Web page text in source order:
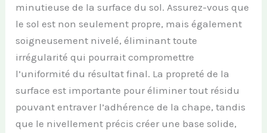
minutieuse de la surface du sol. Assurez-vous que
le sol est non seulement propre, mais également
soigneusement nivelé, éliminant toute
irrégularité qui pourrait compromettre
l’uniformité du résultat final. La propreté de la
surface est importante pour éliminer tout résidu
pouvant entraver l’adhérence de la chape, tandis
que le nivellement précis créer une base solide,